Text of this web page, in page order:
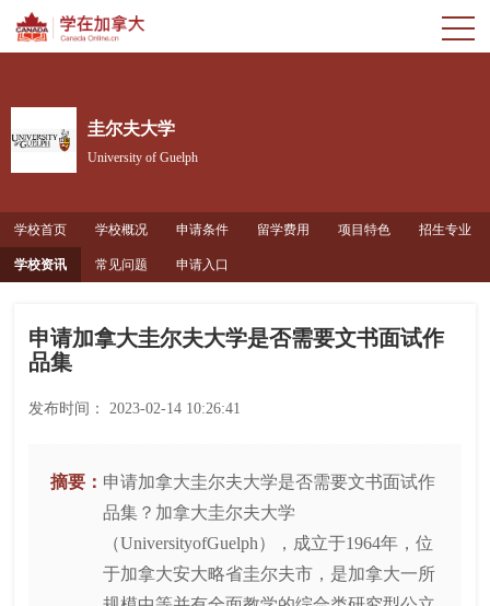
圭尔夫大学
University of Guelph
学校首页 学校概况 申请条件 留学费用 项目特色 招生专业
学校资讯 常见问题 申请入口
申请加拿大圭尔夫大学是否需要文书面试作
品集
发布时间： 2023-02-14 10:26:41
摘要： 申请加拿大圭尔夫大学是否需要文书面试作
品集？加拿大圭尔夫大学
（UniversityofGuelph），成立于1964年，位
于加拿大安大略省圭尔夫市，是加拿大一所